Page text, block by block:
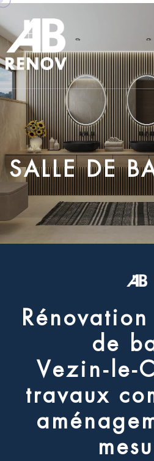
SALLE DE B
Rénovation
d e b
Vezin- e-C
travaux co
aménage
mesu